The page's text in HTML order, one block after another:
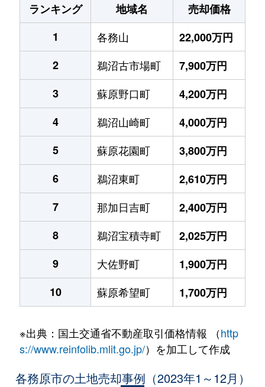
ランキング
地域名
売却価格
1
各務山
22,000万円
2
鵜沼古市場町
7,900万円
3
蘇原野口町
4,200万円
4
鵜沼山崎町
4,000万円
5
蘇原花園町
3,800万円
6
鵜沼東町
2,610万円
7
那加日吉町
2,400万円
8
鵜沼宝積寺町
2,025万円
9
大佐野町
1,900万円
10
蘇原希望町 1,700万円
※出典：国土交通省不動産取引価格情報 （http
s://www.reinfolib.mlit.go.jp/）を加工して作成
各務原市の土地売却事例（2023年1～12月）